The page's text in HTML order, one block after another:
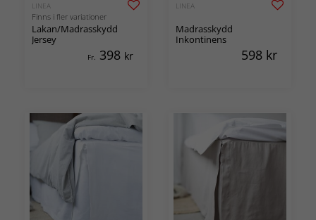
LINEA
Finns i fler variationer
Lakan/Madrasskydd
Jersey
Fr. 398 kr
LINEA
Madrasskydd
Inkontinens
598 kr